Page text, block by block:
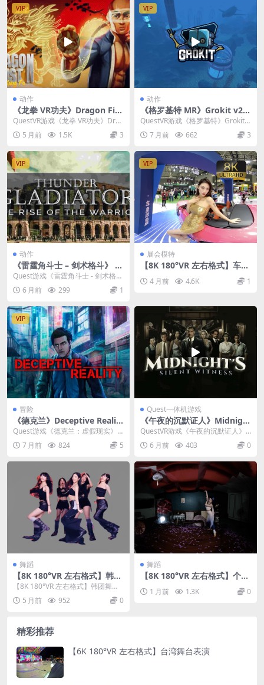
VIP
动作
《龙拳 VR功夫》Dragon Fist
VR Kung Fu
QuestVR游戏《龙拳 VR功夫》Drag
on Fist VR Kung Fu...
5 月前 1.5K 3
VIP
动作
《格罗基特 MR》Grokit v24.
12.29.131
QuestVR游戏《格罗基特》Grokit
是一款手部追踪多人混合现实游
戏，旨在...
7 月前 662 3
VIP
动作
《雷霆角斗士 – 剑术格斗》 T
hunder Gladiator – Sword
Fighting Game
Quest游戏《雷霆角斗士 - 剑术格
斗》 Thunder Gladiator ...
6 月前 299 1
VIP
展会模特
【8K 180°VR 左右格式】车展
4 月前 4.6K 1
VIP
冒险
《德克兰》Deceptive Realit
y v0.3.0.4.113
Quest游戏《德克兰：虚假现实》
（Deceptive Reality）这是一款...
7 月前 824 5
Quest一体机游戏
《午夜的沉默证人》Midnigh
ts Silent Witness 免费下载
QuestVR游戏《午夜的沉默证人》
Midnights Silent Witne...
6 月前 403 0
舞蹈
【8K 180°VR 左右格式】韩团
舞蹈 26022702
【8K 180°VR 左右格式】韩团舞蹈
26022702
5 月前 952 0
舞蹈
【8K 180°VR 左右格式】个人
1 月前 1.3K 0
精彩推荐
【6K 180°VR 左右格式】台湾舞台表演